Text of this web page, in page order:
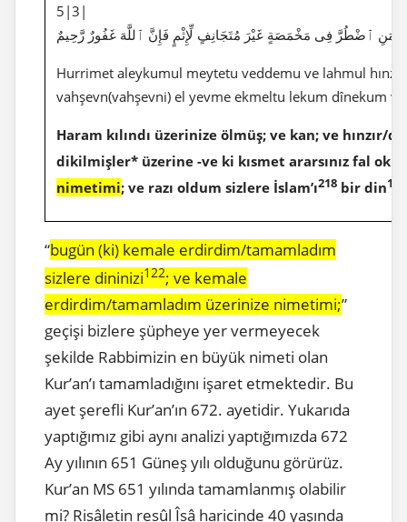
5|3|
ٱضْطُرَّ فِى مَخْمَصَةٍ غَيْرَ مُتَجَانِفٍ لِّإِثْمٍ فَإِنَّ ٱللَّهَ غَفُورٌ رَّحِيمٌ
Hurrimet aleykumul meytetu veddemu ve lahmul
vahşevn(vahşevni) el yevme ekmeltu lekum dînekum
Haram kılındı üzerinize ölmüş; ve kan; ve hınzır/
dikilmişler* üzerine -ve ki kısmet ararsınız fal
nimetimi; ve razı oldum sizlere İslam’ı218 bir din122
“bugün (ki) kemale erdirdim/tamamladım
sizlere dininizi122; ve kemale
erdirdim/tamamladım üzerinize nimetimi;”
geçişi bizlere şüpheye yer vermeyecek
şekilde Rabbimizin en büyük nimeti olan
Kur’an’ı tamamladığını işaret etmektedir. Bu
ayet şerefli Kur’an’ın 672. ayetidir. Yukarıda
yaptığımız gibi aynı analizi yaptığımızda 672
Ay yılının 651 Güneş yılı olduğunu görürüz.
Kur’an MS 651 yılında tamamlanmış olabilir
mi? Risâletin resûl Îsâ haricinde 40 yaşında